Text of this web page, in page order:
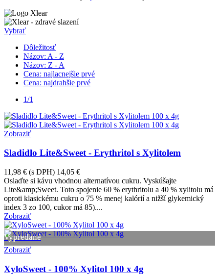
Vybrať
Dôležitosť
Názov: A - Z
Názov: Z - A
Cena: najlacnejšie prvé
Cena: najdrahšie prvé
1/1
Zobraziť
Sladidlo Lite&Sweet - Erythritol s Xylitolem
11,98 € (s DPH) 14,05 €
Oslaďte si kávu vhodnou alternatívou cukru. Vyskúšajte
Lite&amp;Sweet. Toto spojenie 60 % erythritolu a 40 % xylitolu má
oproti klasickému cukru o 75 % menej kalórií a nižší glykemický
index 3 zo 100, cukor má 85)....
Zobraziť
Vypredané
Zobraziť
XyloSweet - 100% Xylitol 100 x 4g